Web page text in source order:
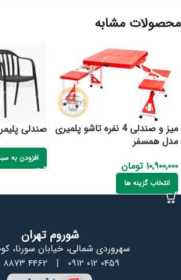
محصولات مشابه
میز و صندلی 4 نفره تاشو پلمیری
مدل همسفر
۱۰,۹۰۰,۰۰۰ تومان
انتخاب گزینه ها
صندلی
افزودن به
شوروم تهران
سهروردی شمالی، خیابان سورنا،
۰۲۱ – ۸۸۷۳ | ۰۹۱۲ ۰۱۲ ۰۴۵۹